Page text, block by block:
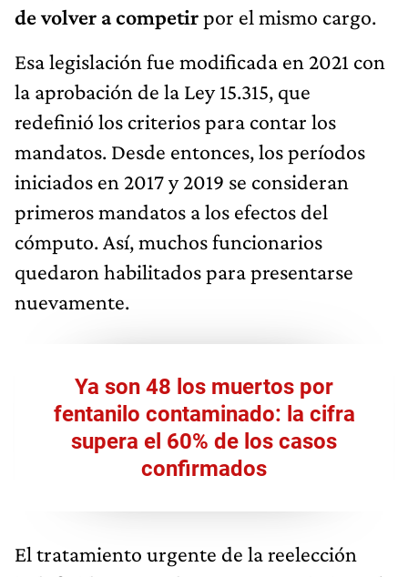
de volver a competirpor el mismo cargo.
Esa legislación fue modificada en 2021 con
la aprobación de la Ley 15.315, que
redefinió los criterios para contar los
mandatos. Desde entonces, los períodos
iniciados en 2017 y 2019 se consideran
primeros mandatos a los efectos del
cómputo. Así, muchos funcionarios
quedaron habilitados para presentarse
nuevamente.
Ya son 48 los muertos por
fentanilo contaminado: la cifra
supera el 60% de los casos
confirmados
El tratamiento urgente de la reelección